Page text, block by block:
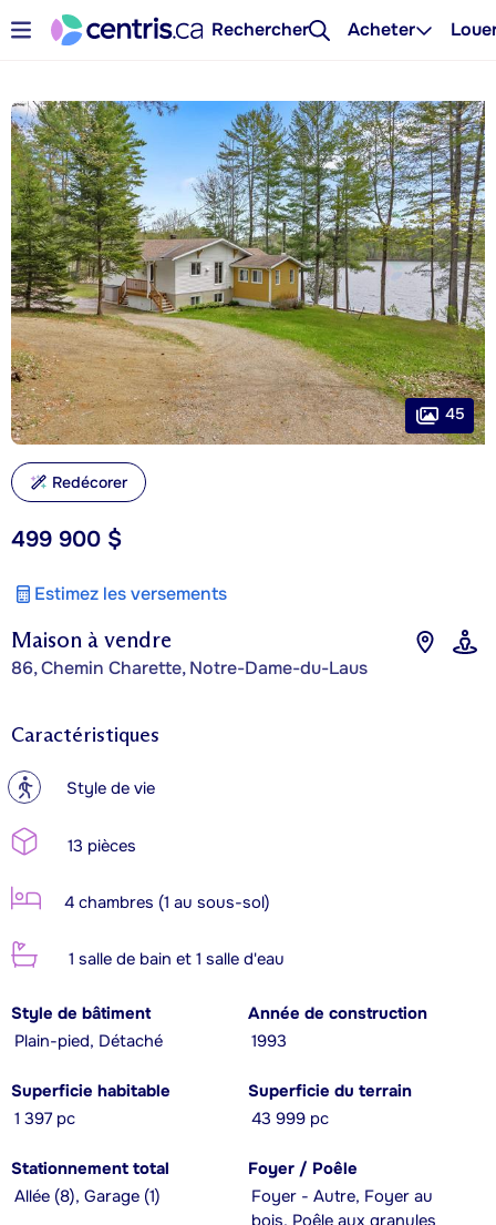
Rechercher Acheter
Maison à vendre
86, Chemin Charette, Notre-Dame-du-Laus
499 900 $
Estimez les versements
45
Redécorer
Caractéristiques
? Style de vie
13 pièces
4 chambres (1 au sous-sol)
1 salle de bain et 1 salle d'eau
Style de bâtiment
Plain-pied, Détaché
Année de construction
1993
Superficie habitable
1 397 pc
Superficie du terrain
43 999 pc
Stationnement total
Allée (8), Garage (1)
Foyer / Poêle
Foyer - Autre, Foyer au
bois, Poêle aux granules